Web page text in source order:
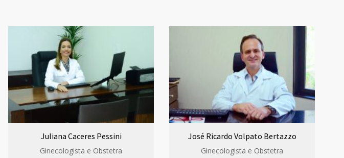
Juliana Caceres Pessini
Ginecologista e Obstetra
José Ricardo Volpato Bertazzo
Ginecologista e Obstetra